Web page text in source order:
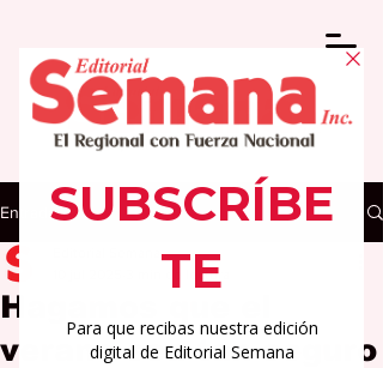
Entrada
Hagamos que el
verano sea tan seguro
3 min de lectura